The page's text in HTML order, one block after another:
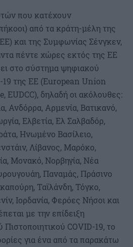
που κατέχουν
από τα κράτη-μέλη της
και της Συμφωνίας Σένγκεν,
πέντε χώρες εκτός της ΕΕ
στο σύστημα ψηφιακού
19 της ΕΕ (European Union
δηλαδή οι ακόλουθες:
Ανδόρρα, Αρμενία, Βατικανό,
Ελβετία, Ελ Σαλβαδόρ,
Ηνωμένο Βασίλειο,
Λίβανος, Μαρόκο,
Μονακό, Νορβηγία, Νέα
Παναμάς, Πράσινο
Ταϊλάνδη, Τόγκο,
Ιορδανία, Φερόες Νήσοι και
με την επίδειξη
COVID-19, το
για ένα από τα παρακάτω